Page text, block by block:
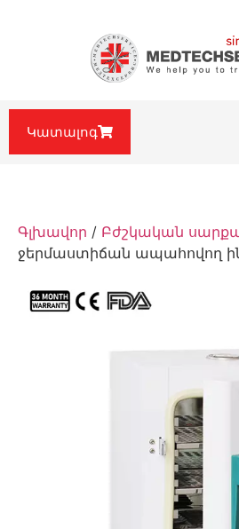
Կատալոգ
Գլխավոր / Բժշկական
ջերմաստիճան ապահովող